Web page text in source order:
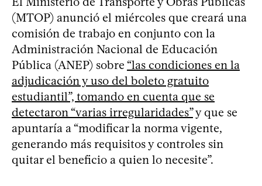
(MTOP) anunció el miércoles que creará una
comisión de trabajo en conjunto con la
Administración Nacional de Educación
Pública (ANEP) sobre “las condiciones en la
adjudicación y uso del boleto gratuito
estudiantil”, tomando en cuenta que se
detectaron “varias irregularidades”y que se
apuntaría a “modificar la norma vigente,
generando más requisitos y controles sin
quitar el beneficio a quien lo necesite”.